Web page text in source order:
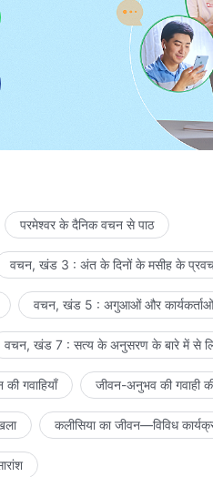
परमेश्वर के दैनिक वचन से पाठ
वचन, खंड 3 : अंत के दिनों के मसीह के
वचन, खंड 5 : अगुआओं और कार्यकर्ताओं
वचन, खंड 7 : सत्य के अनुसरण के बारे में से
गवाहियाँ जीवन-अनुभव की गवाही
कलीसिया का जीवन—विविध